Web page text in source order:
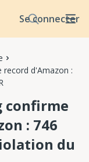
Se connecter
record d'Amazon :
confirme
: 746
du